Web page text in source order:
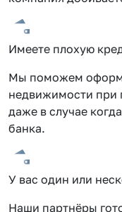
Имеете плохую
Мы поможем
недвижимости при
даже в случае
банка.
У вас один или
Наши партнёры